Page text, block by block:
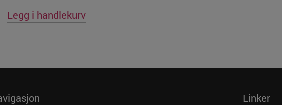
Legg i handlekurv
Linker